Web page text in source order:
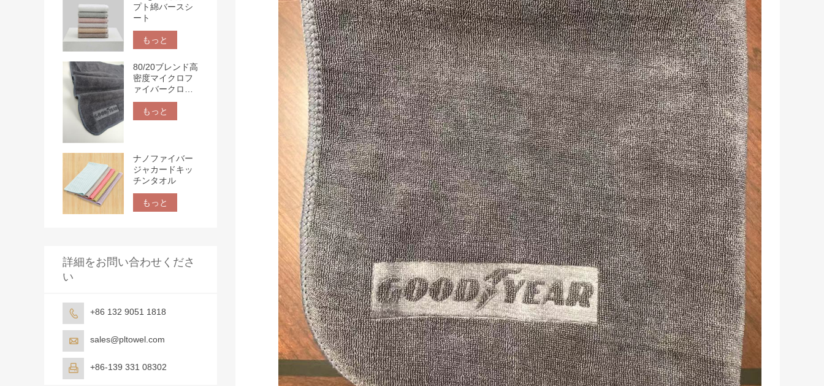
プト綿バースシ
ート
もっと
80/20ブレンド高
密度マイクロフ
ァイバークロス
と3Dロゴ
もっと
ナノファイバー
ジャカードキッ
チンタオル
もっと
詳細をお問い合わせくださ
い
 +86 132 9051 1818
 sales@pltowel.com
 +86-139 331 08302